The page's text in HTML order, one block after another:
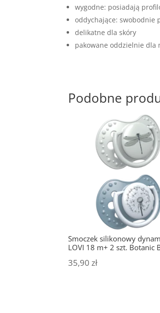
wygodne: posiadają
oddychające: swobodnie
delikatne dla skóry
pakowane oddzielnie dla
Podobne
Smoczek silikonowy
LOVI 18 m+ 2 szt. Botanic
35,90 zł